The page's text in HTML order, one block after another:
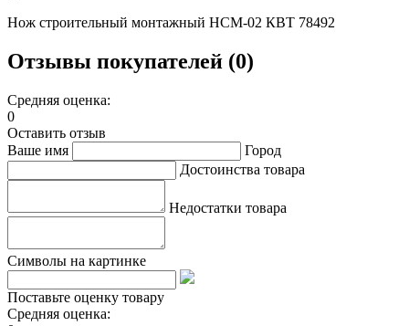
Нож строительный монтажный НСМ-02 КВТ 78492
Отзывы покупателей (0)
Средняя оценка:
0
Оставить отзыв
Ваше имя
Город
Достоинства товара
Недостатки товара
Символы на картинке
Поставьте оценку товару
Средняя оценка: